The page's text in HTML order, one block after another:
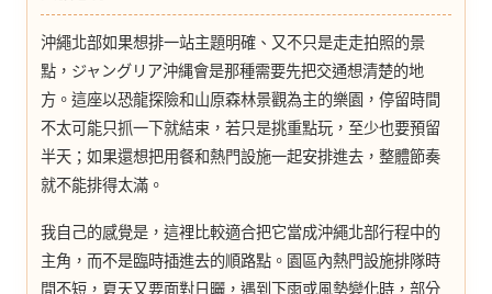
沖繩北部如果想排一站主題明確、又不只是走走拍照的景
點，ジャングリア沖縄會是那種需要先把交通想清楚的地
方。這座以恐龍探險和山原森林景觀為主的樂園，停留時間
不太可能只抓一下就結束，若只是挑重點玩，至少也要預留
半天；如果還想把用餐和熱門設施一起安排進去，整體節奏
就不能排得太滿。
我自己的感覺是，這裡比較適合把它當成沖繩北部行程中的
主角，而不是臨時插進去的順路點。園區內熱門設施排隊時
間不短，夏天又要面對日曬，遇到下雨或風勢變化時，部分